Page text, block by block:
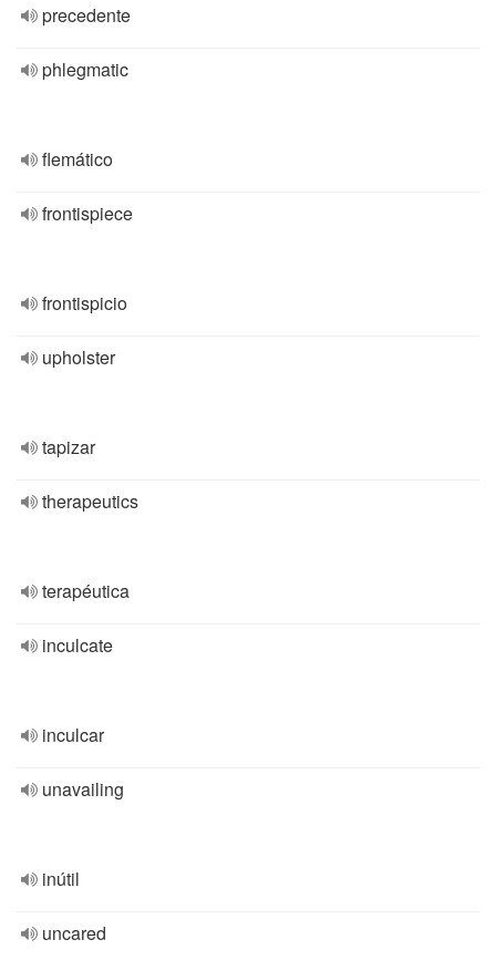
precedente
phlegmatic
flemático
frontispiece
frontispicio
upholster
tapizar
therapeutics
terapéutica
inculcate
inculcar
unavailing
inútil
uncared